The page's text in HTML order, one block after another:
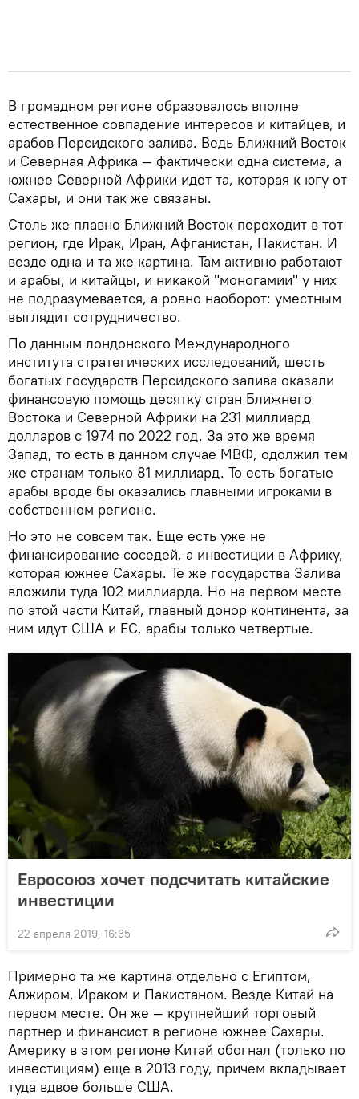
В громадном регионе образовалось вполне
естественное совпадение интересов и китайцев, и
арабов Персидского залива. Ведь Ближний Восток
и Северная Африка — фактически одна система, а
южнее Северной Африки идет та, которая к югу от
Сахары, и они так же связаны.
Столь же плавно Ближний Восток переходит в тот
регион, где Ирак, Иран, Афганистан, Пакистан. И
везде одна и та же картина. Там активно работают
и арабы, и китайцы, и никакой "моногамии" у них
не подразумевается, а ровно наоборот: уместным
выглядит сотрудничество.
По данным лондонского Международного
института стратегических исследований, шесть
богатых государств Персидского залива оказали
финансовую помощь десятку стран Ближнего
Востока и Северной Африки на 231 миллиард
долларов с 1974 по 2022 год. За это же время
Запад, то есть в данном случае МВФ, одолжил тем
же странам только 81 миллиард. То есть богатые
арабы вроде бы оказались главными игроками в
собственном регионе.
Но это не совсем так. Еще есть уже не
финансирование соседей, а инвестиции в Африку,
которая южнее Сахары. Те же государства Залива
вложили туда 102 миллиарда. Но на первом месте
по этой части Китай, главный донор континента, за
ним идут США и ЕС, арабы только четвертые.
Евросоюз хочет подсчитать китайские
инвестиции
22 апреля 2019, 16:35
Примерно та же картина отдельно с Египтом,
Алжиром, Ираком и Пакистаном. Везде Китай на
первом месте. Он же — крупнейший торговый
партнер и финансист в регионе южнее Сахары.
Америку в этом регионе Китай обогнал (только по
инвестициям) еще в 2013 году, причем вкладывает
туда вдвое больше США.